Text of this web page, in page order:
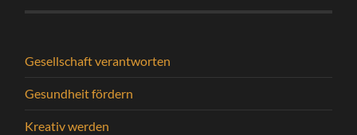
Gesellschaft verantworten
Gesundheit fördern
Kreativ werden